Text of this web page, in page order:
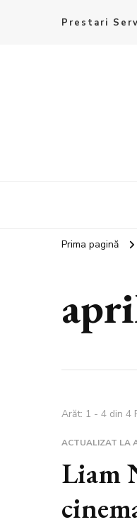
Prestari
Prima pagină
Arăt: 1 - 4 din 4
ACTUALIZAT LA
Liam